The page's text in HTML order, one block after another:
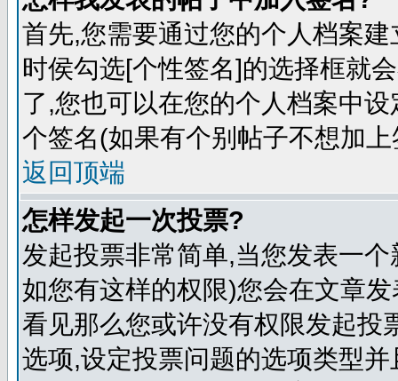
首先,您需要通过您的个人档案
时侯勾选[个性签名]的选择框就
了,您也可以在您的个人档案中
个签名(如果有个别帖子不想加
返回顶端
怎样发起一次投票?
发起投票非常简单,当您发表一
如您有这样的权限)您会在文章
看见那么您或许没有权限发起投
选项,设定投票问题的选项类型